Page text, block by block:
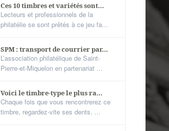
Ces 10 timbres et variétés sont...
Lecteurs et professionnels de la
philatélie se sont prêtés à ce jeu fa...
SPM : transport de courrier par...
L’association philatélique de Saint-
Pierre-et-Miquelon en partenariat ...
Voici le timbre-type le plus ra...
Chaque fois que vous rencontrerez ce
timbre, regardez-vite ses dents. ...